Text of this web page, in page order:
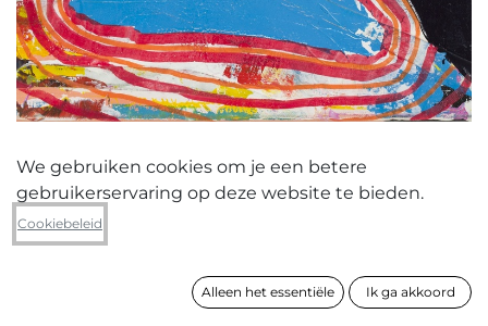
Fred Michiels
Returning Home from War (with a
We gebruiken cookies om je een betere
gebruikerservaring op deze website te bieden.
Cookiebeleid
Alleen het essentiële Ik ga akkoord